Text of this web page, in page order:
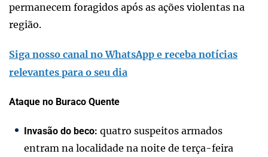
permanecem foragidos após as ações violentas na
região.
Siga nosso canal no WhatsApp e receba notícias
relevantes para o seu dia
Ataque no Buraco Quente
Invasão do beco: quatro suspeitos armados
entram na localidade na noite de terça-feira